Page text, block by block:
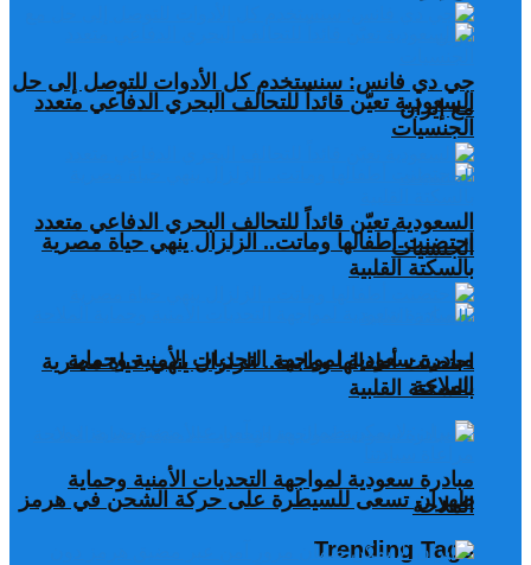
السعودية تعيّن قائداً للتحالف البحري الدفاعي متعدد
الجنسيات
احتضنت أطفالها وماتت.. الزلزال ينهي حياة مصرية
بالسكتة القلبية
مبادرة سعودية لمواجهة التحديات الأمنية وحماية
الملاحة
طهران تسعى للسيطرة على حركة الشحن في هرمز
Trending Tags
جي دي فانس: سنستخدم كل الأدوات للتوصل إلى حل
مع إيران
السعودية تعيّن قائداً للتحالف البحري الدفاعي متعدد
الجنسيات
احتضنت أطفالها وماتت.. الزلزال ينهي حياة مصرية
بالسكتة القلبية
مبادرة سعودية لمواجهة التحديات الأمنية وحماية
الملاحة